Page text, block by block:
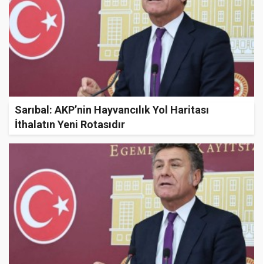
Sarıbal: AKP’nin Hayvancılık Yol Haritası
İthalatın Yeni Rotasıdır